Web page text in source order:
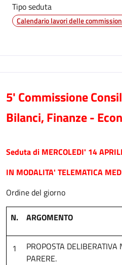
Tipo seduta
Calendario lavori delle
5' Commissione
Bilanci, Finanze -
Seduta di MERCOLEDI' 14
IN MODALITA' TELEMATICA
Ordine del giorno
N. ARGOMENTO
1
PROPOSTA
PARERE.